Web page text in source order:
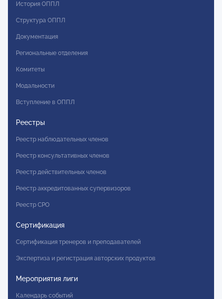
История ОППЛ
Структура ОППЛ
Документация
Региональные отделения
Комитеты
Модальности
Вступление в ОППЛ
Реестры
Реестр наблюдательных членов
Реестр консультативных членов
Реестр действительных членов
Реестр аккредитованных супервизоров
Реестр СРО
Сертификация
Сертификация тренеров и преподавателей
Экспертиза и регистрация авторских продуктов
Мероприятия лиги
Календарь событий